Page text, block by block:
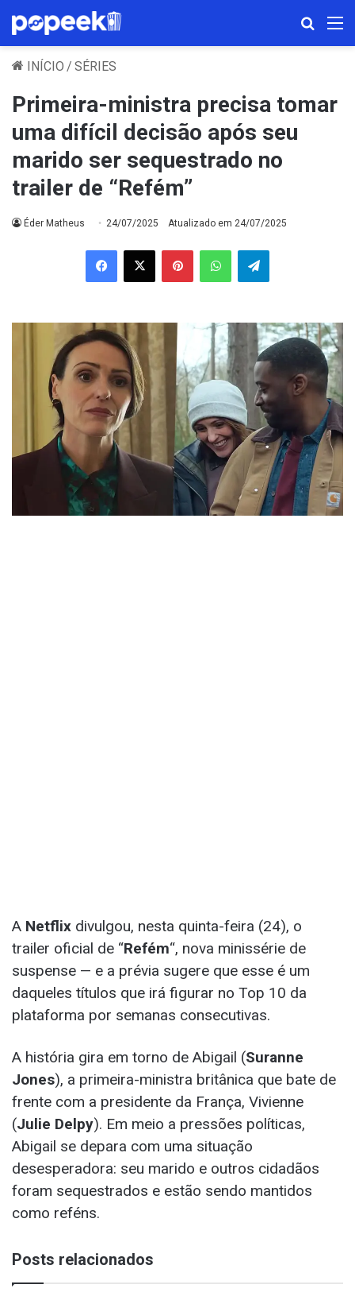
INÍCIO / SÉRIES
Primeira-ministra precisa tomar
uma difícil decisão após seu
marido ser sequestrado no
trailer de “Refém”
Éder Matheus 24/07/2025 Atualizado em 24/07/2025
Facebook
X PinterestWhatsAppTelegram
A Netflix divulgou, nesta quinta-feira (24), o
trailer oficial de “Refém“, nova minissérie de
suspense — e a prévia sugere que esse é um
daqueles títulos que irá figurar no Top 10 da
plataforma por semanas consecutivas.
A história gira em torno de Abigail (Suranne
Jones), a primeira-ministra britânica que bate de
frente com a presidente da França, Vivienne
(Julie Delpy). Em meio a pressões políticas,
Abigail se depara com uma situação
desesperadora: seu marido e outros cidadãos
foram sequestrados e estão sendo mantidos
como reféns.
Posts relacionados